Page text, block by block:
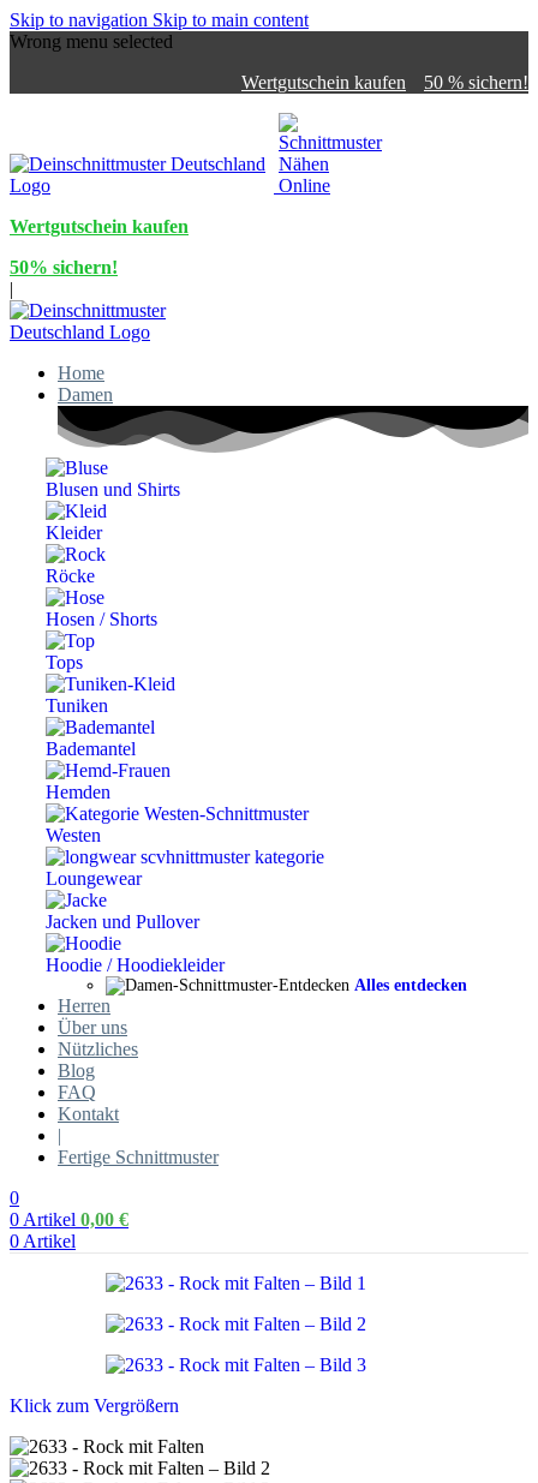
Skip to navigation Skip to main content
Wrong menu selected
Wertgutschein kaufen
50 % sichern!
Wertgutschein kaufen
50% sichern!
|
Home
Damen
Blusen und Shirts
Kleider
Röcke
Hosen / Shorts
Tops
Tuniken
Bademantel
Hemden
Westen
Loungewear
Jacken und Pullover
Hoodie / Hoodiekleider
Alles entdecken
Herren
Über uns
Nützliches
Blog
FAQ
Kontakt
|
Fertige Schnittmuster
0
0 Artikel 0,00 €
0 Artikel
Klick zum Vergrößern